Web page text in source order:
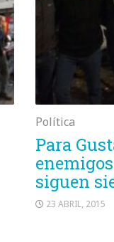
Política
Para
siguen
23 ABRIL, 2015